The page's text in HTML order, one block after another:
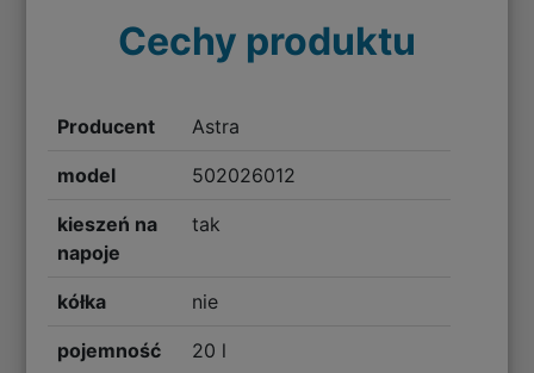
Cechy produktu
Producent Astra
model 502026012
kieszeń na
napoje
tak
kółka nie
pojemność 20 l